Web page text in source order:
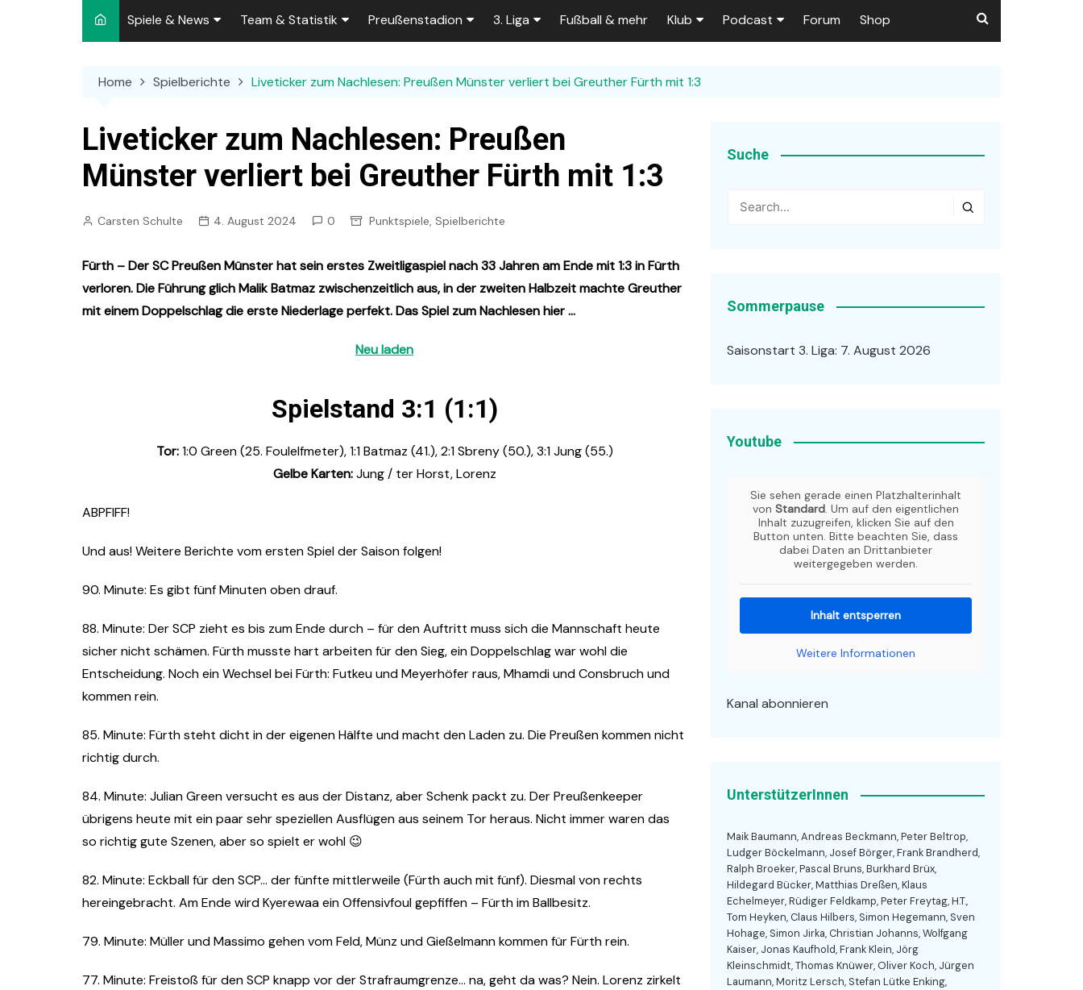
Spiele & News
Team-News
Punktspiele
Testspiele
Archiv
Spielplan 2025/2026
Team & Statistik
Sperren und Ausfälle
Zuschauer-Statistik
„Kicker“ Elf des Tages
Ewige Tabellen
DFB-Strafen
Preußenstadion
Fragen und Antworten
Stadionumbau ab 2025
Stadion-Meilensteine
Das aktuelle
Zuschauerkapazität
Bau der Trainingsplätze
3. Liga
Spielplan
Aktuelle Serien
Rahmentermine
Fußball & mehr Klub
Unterstützer dieser Seite
Ex-Preußen
Podcast Forum Shop
Home Spielberichte Liveticker zum Nachlesen: Preußen Münster verliert bei Greuther Fürth mit 1:3
Liveticker zum Nachlesen: Preußen
Münster verliert bei Greuther Fürth mit 1:3
Carsten Schulte 4. August 2024 0 Punktspiele, Spielberichte
Fürth – Der SC Preußen Münster hat sein erstes Zweitligaspiel nach 33 Jahren am Ende mit 1:3 in Fürth
verloren. Die Führung glich Malik Batmaz zwischenzeitlich aus, in der zweiten Halbzeit machte Greuther
mit einem Doppelschlag die erste Niederlage perfekt. Das Spiel zum Nachlesen hier …
Neu laden
Spielstand 3:1 (1:1)
Tor:1:0 Green (25. Foulelfmeter), 1:1 Batmaz (41.), 2:1 Sbreny (50.), 3:1 Jung (55.)
Gelbe Karten:Jung / ter Horst, Lorenz
ABPFIFF!
Und aus! Weitere Berichte vom ersten Spiel der Saison folgen!
90. Minute: Es gibt fünf Minuten oben drauf.
88. Minute: Der SCP zieht es bis zum Ende durch – für den Auftritt muss sich die Mannschaft heute
sicher nicht schämen. Fürth musste hart arbeiten für den Sieg, ein Doppelschlag war wohl die
Entscheidung. Noch ein Wechsel bei Fürth: Futkeu und Meyerhöfer raus, Mhamdi und Consbruch und
kommen rein.
85. Minute: Fürth steht dicht in der eigenen Hälfte und macht den Laden zu. Die Preußen kommen nicht
richtig durch.
84. Minute: Julian Green versucht es aus der Distanz, aber Schenk packt zu. Der Preußenkeeper
übrigens heute mit ein paar sehr speziellen Ausflügen aus seinem Tor heraus. Nicht immer waren das
so richtig gute Szenen, aber so spielt er wohl 😉
82. Minute: Eckball für den SCP… der fünfte mittlerweile (Fürth auch mit fünf). Diesmal von rechts
hereingebracht. Am Ende wird Kyerewaa ein Offensivfoul gepfiffen – Fürth im Ballbesitz.
79. Minute: Müller und Massimo gehen vom Feld, Münz und Gießelmann kommen für Fürth rein.
77. Minute: Freistoß für den SCP knapp vor der Strafraumgrenze… na, geht da was? Nein. Lorenz zirkelt
Suche
Sommerpause
Saisonstart 3. Liga: 7. August 2026
Youtube
Sie sehen gerade einen Platzhalterinhalt
von Standard. Um auf den eigentlichen
Inhalt zuzugreifen, klicken Sie auf den
Button unten. Bitte beachten Sie, dass
dabei Daten an Drittanbieter
weitergegeben werden.
Inhalt entsperren
Weitere Informationen
Kanal abonnieren
UnterstützerInnen
Maik Baumann, Andreas Beckmann, Peter Beltrop,
Ludger Böckelmann, Josef Börger, Frank Brandherd,
Ralph Broeker, Pascal Bruns, Burkhard Brüx,
Hildegard Bücker, Matthias Dreßen, Klaus
Echelmeyer, Rüdiger Feldkamp, Peter Freytag, H.T.,
Tom Heyken, Claus Hilbers, Simon Hegemann, Sven
Hohage, Simon Jirka, Christian Johanns, Wolfgang
Kaiser, Jonas Kaufhold, Frank Klein, Jörg
Kleinschmidt, Thomas Knüwer, Oliver Koch, Jürgen
Laumann, Moritz Lersch, Stefan Lütke Enking,